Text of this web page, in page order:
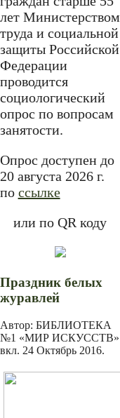
лет Министерством
труда и социальной
защиты Российской
Федерации
проводится
социологический
опрос по вопросам
занятости.
Опрос доступен до
20 августа 2026 г.
по ссылке
или по QR коду
Праздник белых
журавлей
Автор: БИБЛИОТЕКА
№1 «МИР ИСКУССТВ»
вкл. 24 Октябрь 2016.